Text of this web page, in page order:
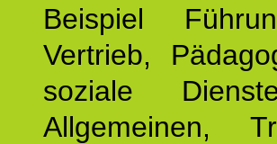
Beispiel
Vertrieb,
soziale
Allgemeinen,